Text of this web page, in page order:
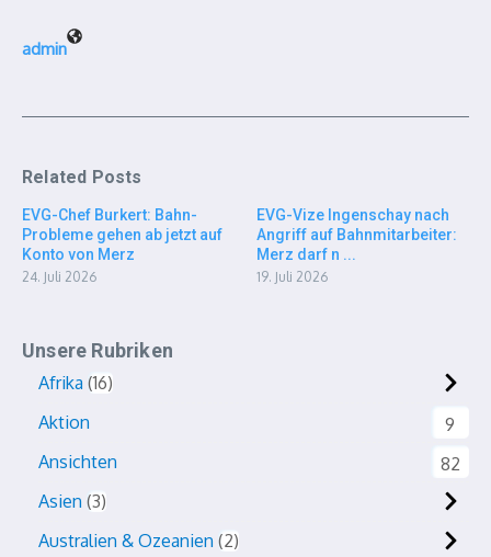
admin
Related Posts
EVG-Chef Burkert: Bahn-
Probleme gehen ab jetzt auf
Konto von Merz
24. Juli 2026
EVG-Vize Ingenschay nach
Angriff auf Bahnmitarbeiter:
Merz darf n ...
19. Juli 2026
Unsere Rubriken
Afrika 16
Aktion
9
Ansichten
82
Asien 3
Australien & Ozeanien 2